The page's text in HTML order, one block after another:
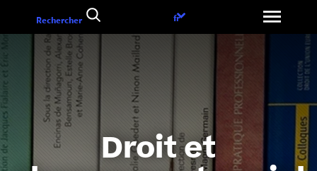
Droit et
Rechercher
Choix
fr